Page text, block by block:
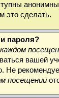
это сделать.
пароля?
вашей
посещении